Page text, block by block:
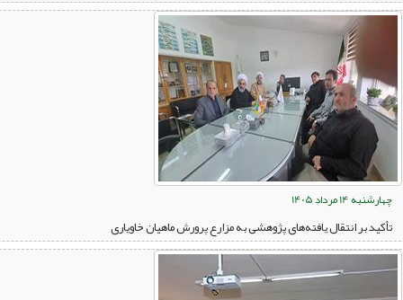
چهارشنبه 14 مرداد 1405
تأکید بر انتقال یافته‌های پژوهشی به مزارع پرورش ماهیان خاویاری